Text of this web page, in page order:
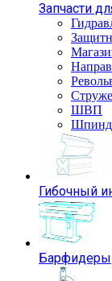
Запчасти
ШВП
Гибочный
Барфидеры